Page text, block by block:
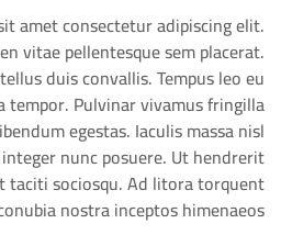
amet consectetur adipiscing elit.
vitae pellentesque sem placerat.
duis convallis. Tempus leo eu
tempor. Pulvinar vivamus fringilla
egestas. Iaculis massa nisl
nunc posuere. Ut hendrerit
taciti sociosqu. Ad litora torquent
nostra inceptos himenaeos.